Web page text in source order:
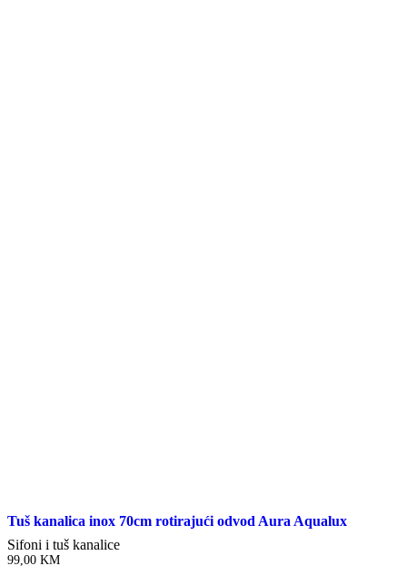
Tuš kanalica inox 70cm rotirajući odvod Aura Aqualux
Sifoni i tuš kanalice
99,00 KM